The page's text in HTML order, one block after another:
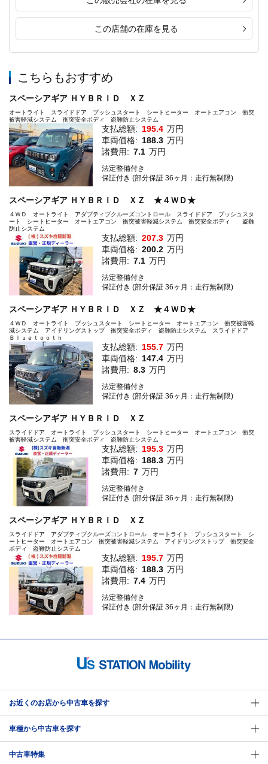
この店舗の在庫を見る
こちらもおすすめ
スペーシアギア ＨＹＢＲＩＤ ＸＺ
オートライト スライドドア プッシュスタート シートヒーター オートエアコン 衝突
被害軽減システム 衝突安全ボディ 盗難防止システム
支払総額: 195.4 万円
車両価格: 188.3 万円
諸費用: 7.1 万円
法定整備付き
保証付き (部分保証 36ヶ月：走行無制限)
スペーシアギア ＨＹＢＲＩＤ ＸＺ ★４ＷＤ★
４ＷＤ オートライト アダプティブクルーズコントロール スライドドア プッシュスタ
ート シートヒーター オートエアコン 衝突被害軽減システム 衝突安全ボディ 盗難
防止システム
支払総額: 207.3 万円
車両価格: 200.2 万円
諸費用: 7.1 万円
法定整備付き
保証付き (部分保証 36ヶ月：走行無制限)
スペーシアギア ＨＹＢＲＩＤ ＸＺ ★４ＷＤ★
４ＷＤ オートライト プッシュスタート シートヒーター オートエアコン 衝突被害軽
減システム アイドリングストップ 衝突安全ボディ 盗難防止システム スライドドア
Ｂｌｕｅｔｏｏｔｈ
支払総額: 155.7 万円
車両価格: 147.4 万円
諸費用: 8.3 万円
法定整備付き
保証付き (部分保証 36ヶ月：走行無制限)
スペーシアギア ＨＹＢＲＩＤ ＸＺ
スライドドア オートライト プッシュスタート シートヒーター オートエアコン 衝突
被害軽減システム 衝突安全ボディ 盗難防止システム
支払総額: 195.3 万円
車両価格: 188.3 万円
諸費用: 7 万円
法定整備付き
保証付き (部分保証 36ヶ月：走行無制限)
スペーシアギア ＨＹＢＲＩＤ ＸＺ
スライドドア アダプティブクルーズコントロール オートライト プッシュスタート シ
ートヒーター オートエアコン 衝突被害軽減システム アイドリングストップ 衝突安全
ボディ 盗難防止システム
支払総額: 195.7 万円
車両価格: 188.3 万円
諸費用: 7.4 万円
法定整備付き
保証付き (部分保証 36ヶ月：走行無制限)
お近くのお店から中古車を探す
車種から中古車を探す
中古車特集